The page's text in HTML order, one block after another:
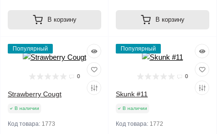
В корзину В корзину
Популярный
0
Strawberry Cougt
В наличии
Код товара: 1773
Популярный
0
Skunk #11
В наличии
Код товара: 1772